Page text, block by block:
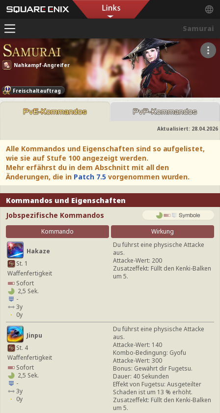
Samurai
Nahkampf-Angreifer
Freischaltauftrag
Aktualisiert: 28.04.2026
Alle Kommandos und Eigenschaften sind so aufgelistet,
wie sie auf Stufe 100 angezeigt werden.
Mehr erfährst du in dem Abschnitt mit all den
Änderungen, die in Patch 7.5vorgenommen wurden.
Kommandos und Eigenschaften
Jobspezifische Kommandos
Kommando Wirkung
Hakaze
St. 1
Waffenfertigkeit
Sofort
2,5 Sek.
-
3y
0y
Du führst eine physische Attacke
aus.
Attacke-Wert: 200
Zusatzeffekt: Füllt den Kenki-Balken
um 5.
Jinpu
St. 4
Waffenfertigkeit
Sofort
2,5 Sek.
-
3y
0y
Du führst eine physische Attacke
aus.
Attacke-Wert: 140
Kombo-Bedingung: Gyofu
Attacke-Wert: 300
Bonus: Gewährt dir Fugetsu.
Dauer: 40 Sekunden
Effekt von Fugetsu: Ausgeteilter
Schaden ist um 13 % erhöht.
Zusatzeffekt: Füllt den Kenki-Balken
um 5.